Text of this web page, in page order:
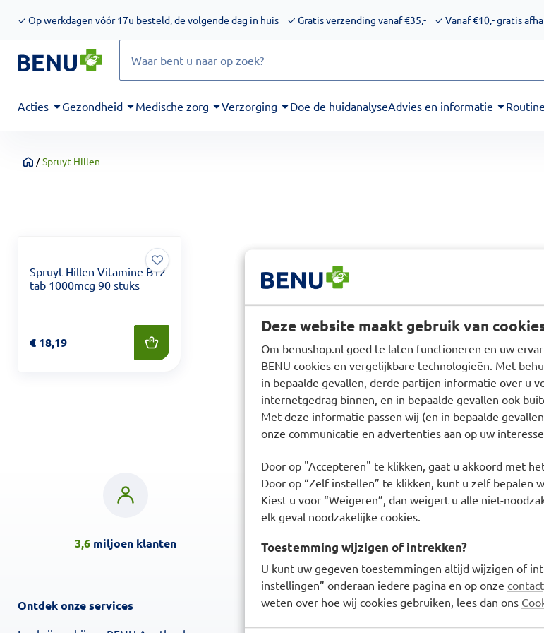
Deze website maakt gebruik van
Om benushop.nl goed te laten functioneren en uw
BENU cookies en vergelijkbare technologieën. Met
in bepaalde gevallen, derde partijen informatie over u
internetgedrag binnen, en in bepaalde gevallen ook
Met deze informatie passen wij (en in bepaalde
onze communicatie en advertenties aan op uw
Door op "Accepteren" te klikken, gaat u akkoord met
Door op “Zelf instellen” te klikken, kunt u zelf bepalen
Kiest u voor “Weigeren”, dan weigert u alle niet-
elk geval noodzakelijke cookies.
Toestemming wijzigen of intrekken?
U kunt uw gegeven toestemmingen altijd wijzigen of
instellingen” onderaan iedere pagina en op onze
weten over hoe wij cookies gebruiken, lees dan ons
✓ Op werkdagen vóór 17u besteld, de volgende dag in huis ✓ Gratis verzending vanaf €35,- ✓ Vanaf €10,- gratis
Acties Gezondheid Medische zorg Verzorging Doe de huidanalyseAdvies en informatie
Home
/ Spruyt Hillen
Spruyt Hillen Vitamine B12
tab 1000mcg 90 stuks
Prijs: € 18,19
€ 18,19
1
3,6 miljoen klanten Klanten waarderen ons met een8.6
Ontvang
Inschrijven
Ontdek onze services Over BENU